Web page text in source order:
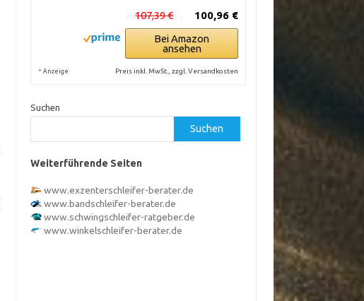
100,96 €
107,39 €
Bei Amazon
ansehen
* Anzeige Preis inkl. MwSt., zzgl. Versandkosten
Suchen
Suchen
Weiterführende Seiten
www.exzenterschleifer-berater.de
www.bandschleifer-berater.de
www.schwingschleifer-ratgeber.de
www.winkelschleifer-berater.de